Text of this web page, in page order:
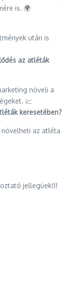
is. 🌍
után is
az atléták
növeli a
📈
keresetében?
az atléta
jellegüek!!!